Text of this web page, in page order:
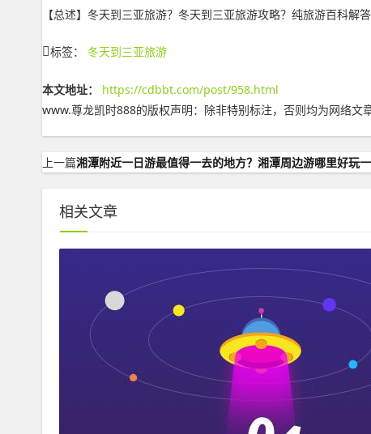
【总述】冬天到三亚旅游？冬天到三亚旅游攻略？纯旅游百科
标签： 冬天到三亚旅游
本文地址：
https://cdbbt.com/post/958.html
www.尊龙凯时888的版权声明： 除非特别标注，否则均为网络文
上一篇湘潭附近一日游最值得一去的地方？湘潭周边游哪里好玩
相关文章